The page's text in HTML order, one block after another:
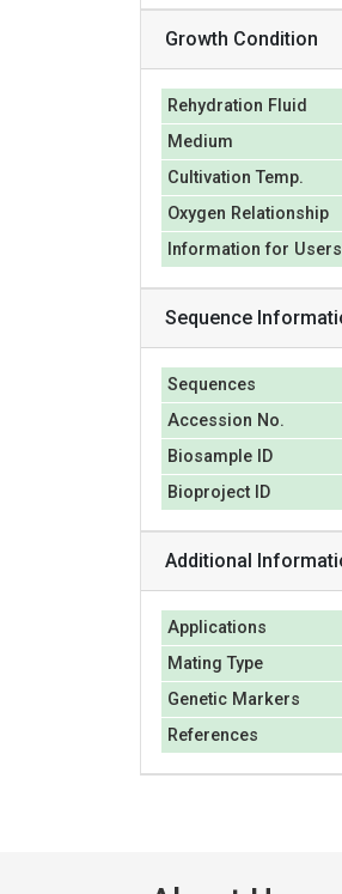
Growth Condition
Rehydration Fluid
Medium
Cultivation Temp.
Oxygen Relationship
Information for Users
Sequence
Sequences
Accession No.
Biosample ID
Bioproject ID
Additional
Applications
Mating Type
Genetic Markers
References